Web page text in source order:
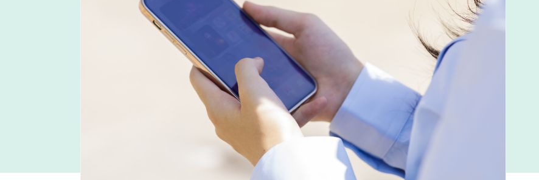
ライフスタイル
食、健康、美容…暮らし豊かに
国内、海外の気になるトピック